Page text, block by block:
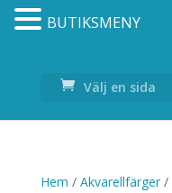
Välj en sida
Hem / Akvarellfärger/
BUTIKSMENY